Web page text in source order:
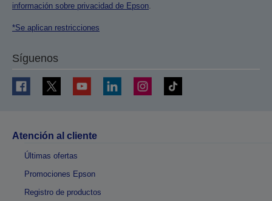
información sobre privacidad de Epson.
*Se aplican restricciones
Síguenos
Atención al cliente
Últimas ofertas
Promociones Epson
Registro de productos